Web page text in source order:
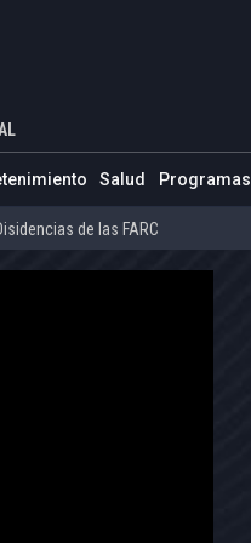
Salud Programas
de las FARC
Venezuela Nicolás Maduro
de las FARC